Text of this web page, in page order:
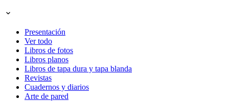
Presentación
Ver todo
Libros de fotos
Libros planos
Libros de tapa dura y tapa blanda
Revistas
Cuadernos y diarios
Arte de pared